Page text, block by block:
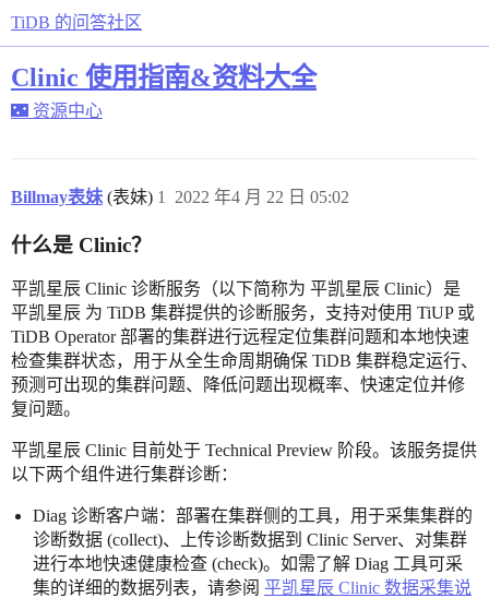
TiDB 的问答社区
Clinic 使用指南&资料大全
🌃 资源中心
Billmay表妹 (表妹) 2022 年4 月 22 日 05:02
1
什么是 Clinic？
平凯星辰 Clinic 诊断服务（以下简称为 平凯星辰 Clinic）是
平凯星辰 为 TiDB 集群提供的诊断服务，支持对使用 TiUP 或
TiDB Operator 部署的集群进行远程定位集群问题和本地快速
检查集群状态，用于从全生命周期确保 TiDB 集群稳定运行、
预测可出现的集群问题、降低问题出现概率、快速定位并修
复问题。
平凯星辰 Clinic 目前处于 Technical Preview 阶段。该服务提供
以下两个组件进行集群诊断：
Diag 诊断客户端：部署在集群侧的工具，用于采集集群的
诊断数据 (collect)、上传诊断数据到 Clinic Server、对集群
进行本地快速健康检查 (check)。如需了解 Diag 工具可采
集的详细的数据列表，请参阅 平凯星辰 Clinic 数据采集说